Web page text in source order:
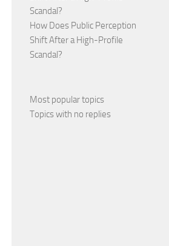
Scandal?
How Does Public Perception
Shift After a High-Profile
Scandal?
Most popular topics
Topics with no replies